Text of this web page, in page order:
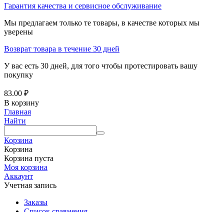
Гарантия качества и сервисное обслуживание
Мы предлагаем только те товары, в качестве которых мы
уверены
Возврат товара в течение 30 дней
У вас есть 30 дней, для того чтобы протестировать вашу
покупку
83.00 ₽
В корзину
Главная
Найти
Корзина
Корзина
Корзина пуста
Моя корзина
Аккаунт
Учетная запись
Заказы